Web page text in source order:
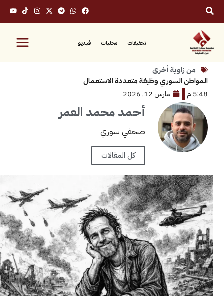
محليات فيديو
أخرى
السوري وظيفة متعددة الاستعمال
مارس 12, 2026
أحمد محمد العمر
صحفي سوري